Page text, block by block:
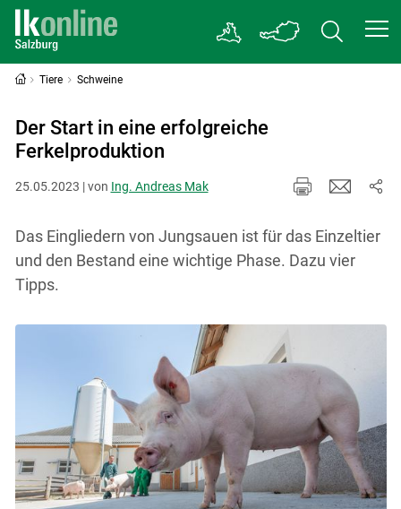
Tiere Schweine
Der Start in eine erfolgreiche
Ferkelproduktion
25.05.2023 | von Ing. Andreas Mak
Das Eingliedern von Jungsauen ist für das Einzeltier
und den Bestand eine wichtige Phase. Dazu vier
Tipps.